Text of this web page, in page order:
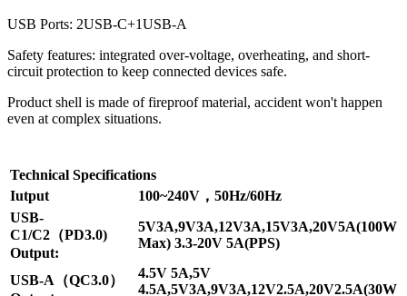
USB Ports: 2USB-C+1USB-A
Safety features: integrated over-voltage, overheating, and short-
circuit protection to keep connected devices safe.
Product shell is made of fireproof material, accident won't happen
even at complex situations.
Technical Specifications
Iutput
100~240V，50Hz/60Hz
USB-
C1/C2（PD3.0)
Output:
5V3A,9V3A,12V3A,15V3A,20V5A(100W
Max) 3.3-20V 5A(PPS)
USB-A（QC3.0）
4.5V 5A,5V
4.5A,5V3A,9V3A,12V2.5A,20V2.5A(30W